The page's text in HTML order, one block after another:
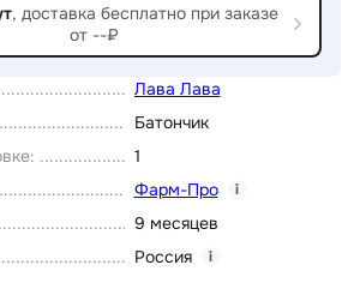
Лава Лава
Батончик
:
1
Фарм-Про i
9 месяцев
Россия i
, доставка бесплатно при заказе
от --₽